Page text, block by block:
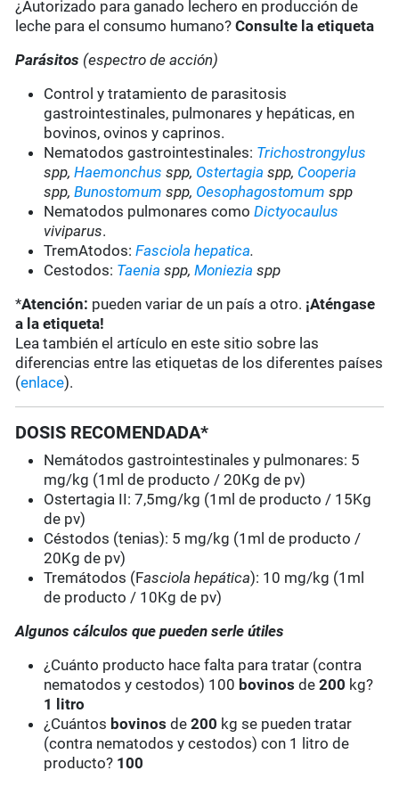
¿Autorizado para ganado lechero en producción de
leche para el consumo humano? Consulte la etiqueta
Parásitos (espectro de acción)
Control y tratamiento de parasitosis
gastrointestinales, pulmonares y hepáticas, en
bovinos, ovinos y caprinos.
Nematodos gastrointestinales: Trichostrongylus
spp,Haemonchus spp, Ostertagia spp, Cooperia
spp,Bunostomum spp, Oesophagostomum spp
Nematodos pulmonares comoDictyocaulus
viviparus.
TremAtodos:Fasciola hepatica.
Cestodos: Taenia spp,Moniezia spp
*Atención: pueden variar de un país a otro. ¡Aténgase
a la etiqueta!
Lea también el artículo en este sitio sobre las
diferencias entre las etiquetas de los diferentes países
(enlace).
DOSIS RECOMENDADA*
Nemátodos gastrointestinales y pulmonares: 5
mg/kg (1ml de producto / 20Kg de pv)
Ostertagia II: 7,5mg/kg (1ml de producto / 15Kg
de pv)
Céstodos (tenias): 5 mg/kg (1ml de producto /
20Kg de pv)
Tremátodos (Fasciola hepática): 10 mg/kg (1ml
de producto / 10Kg de pv)
Algunos cálculos que pueden serle útiles
¿Cuánto producto hace falta para tratar (contra
nematodos y cestodos) 100 bovinos de200 kg?
1 litro
¿Cuántos bovinos de 200 kg se pueden tratar
(contra nematodos y cestodos) con 1 litro de
producto? 100